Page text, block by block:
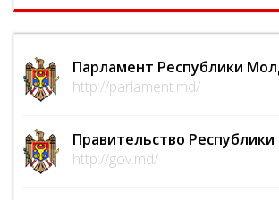
Парламент Республики
http://parlament.md/
Правительство
http://gov.md/